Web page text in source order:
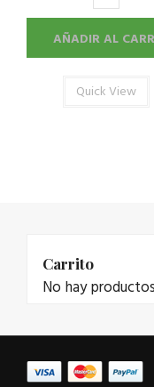
AÑADIR AL
Quick View
Carrito
No hay